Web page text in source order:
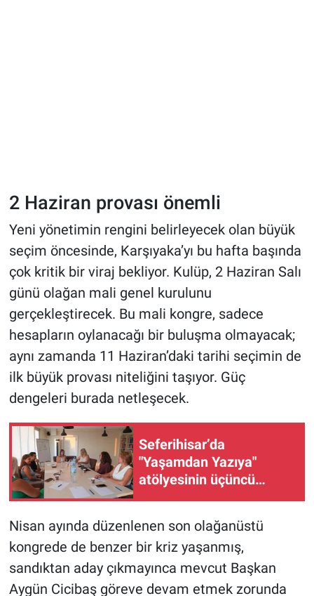
2 Haziran provası önemli
Yeni yönetimin rengini belirleyecek olan büyük
seçim öncesinde, Karşıyaka’yı bu hafta başında
çok kritik bir viraj bekliyor. Kulüp, 2 Haziran Salı
günü olağan mali genel kurulunu
gerçekleştirecek. Bu mali kongre, sadece
hesapların oylanacağı bir buluşma olmayacak;
aynı zamanda 11 Haziran’daki tarihi seçimin de
ilk büyük provası niteliğini taşıyor. Güç
dengeleri burada netleşecek.
Seferihisar’da
"Yaşamdan Yazıya"
atölyesinin üçüncü
buluşmasında aşk
Nisan ayında düzenlenen son olağanüstü
kongrede de benzer bir kriz yaşanmış,
sandıktan aday çıkmayınca mevcut Başkan
Aygün Cicibaş göreve devam etmek zorunda